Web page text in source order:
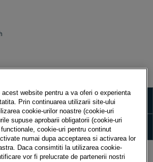
Show
website pentru a va oferi o experienta
Prin continuarea utilizarii site-ului
cookie-urilor noastre (cookie-uri
supuse aprobarii obligatorii (cookie-uri
cookie-uri pentru continut
numai dupa acceptarea si activarea lor
Daca consimtiti la utilizarea cookie-
vor fi prelucrate de partenerii nostri